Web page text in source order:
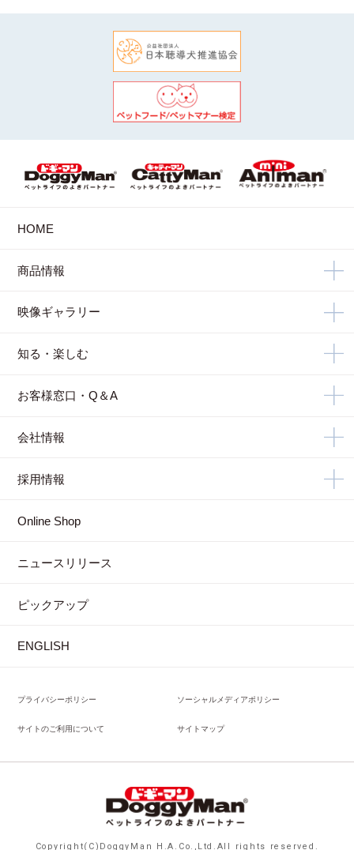
HOME
商品情報
映像ギャラリー
知る・楽しむ
お客様窓口・Q＆A
会社情報
採用情報
Online Shop
ニュースリリース
ピックアップ
ENGLISH
プライバシーポリシー ソーシャルメディアポリシー
サイトのご利用について サイトマップ
Copyright(C)DoggyMan H.A.Co.,Ltd.All rights reserved.